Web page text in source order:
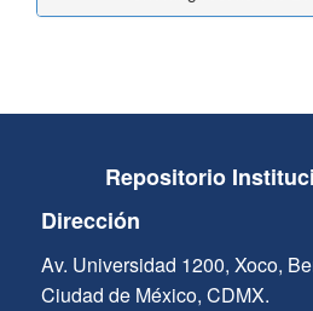
Repositorio
Dirección
Av. Universidad 1200, Xoco,
Ciudad de México, CDMX.